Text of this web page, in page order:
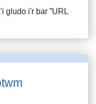
gludo i'r bar ”URL